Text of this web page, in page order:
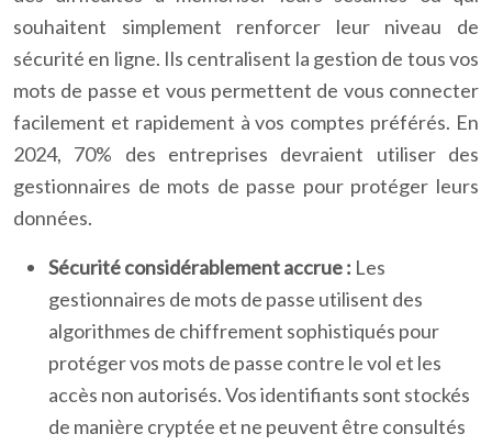
souhaitent simplement renforcer leur niveau de
sécurité en ligne. Ils centralisent la gestion de tous vos
mots de passe et vous permettent de vous connecter
facilement et rapidement à vos comptes préférés. En
2024, 70% des entreprises devraient utiliser des
gestionnaires de mots de passe pour protéger leurs
données.
Sécurité considérablement accrue : Les
gestionnaires de mots de passe utilisent des
algorithmes de chiffrement sophistiqués pour
protéger vos mots de passe contre le vol et les
accès non autorisés. Vos identifiants sont stockés
de manière cryptée et ne peuvent être consultés